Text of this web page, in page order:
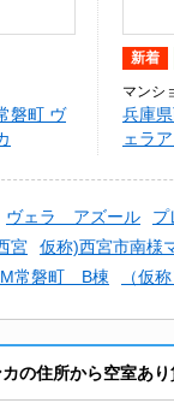
磐町 ヴ
新着
マンシ
兵庫
ェラ
ヴェラ アズール プ
宮
仮称)西宮市南様
常磐町 B棟
（仮
の住所から空室あり